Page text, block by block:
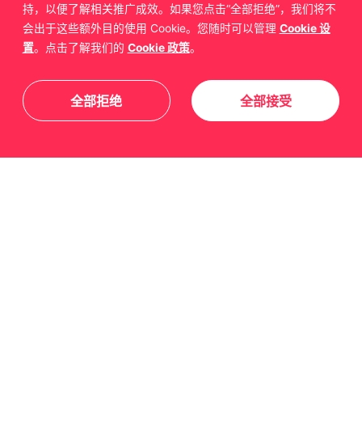
联系我们
持，以便了解相关推广成效。如果您点击“全部拒绝”，我们将不
会出于这些额外目的使用 Cookie。您随时可以管理 Cookie 设
置。点击了解我们的 Cookie 政策。
全部拒绝 全部接受